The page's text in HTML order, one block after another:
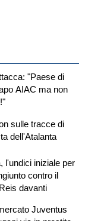
"Paese di
AIAC ma non
sulle tracce di
dell'Atalanta
l'undici iniziale per
contro il
davanti
Juventus